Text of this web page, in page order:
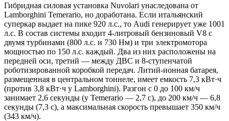
Гибридная силовая установка Nuvolari унаследована от
Lamborghini Temerario, но доработана. Если итальянский
суперкар выдает на пике 920 л.с., то Audi генерирует уже 1001
л.с. В состав системы входит 4-литровый бензиновый V8 с
двумя турбинами (800 л.с. и 730 Нм) и три электромотора
мощностью по 150 л.с. каждый. Два из них расположены на
передней оси, третий — между ДВС и 8-ступенчатой
роботизированной коробкой передач. Литий-ионная батарея,
размещенная в центральном тоннеле, имеет емкость 7,3 кВт·ч
(против 3,8 кВт·ч у Lamborghini). Разгон с 0 до 100 км/ч
занимает 2,6 секунды (у Temerario — 2,7 с), до 200 км/ч — 6,8
секунды (7,3 с), а максимальная скорость превышает 350 км/ч
(343 км/ч).